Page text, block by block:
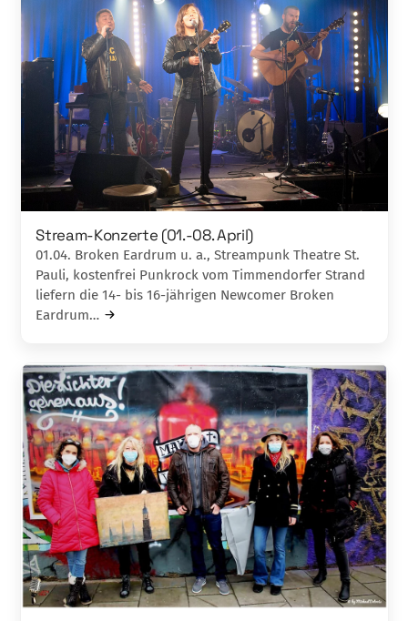
Stream-Konzerte (01.-08. April)
01.04. Broken Eardrum u. a., Streampunk Theatre St.
Pauli, kostenfrei Punkrock vom Timmendorfer Strand
liefern die 14- bis 16-jährigen Newcomer Broken
Eardrum…